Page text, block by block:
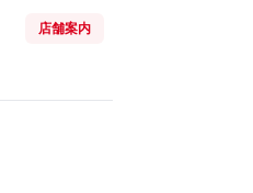
店舗案内